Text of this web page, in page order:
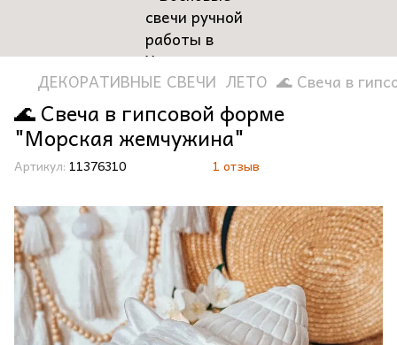
ДЕКОРАТИВНЫЕ СВЕЧИ ЛЕТО 🌊 Свеча в
🌊 Свеча в гипсовой форме
"Морская жемчужина"
Артикул: 11376310 1 отзыв